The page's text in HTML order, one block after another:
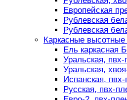
Европейская
Рублевская
Рублевская
Каркасные
Ель каркасная
Уральская, пвх-
Уральская,
Испанская, пвх-
Русская, пвх-